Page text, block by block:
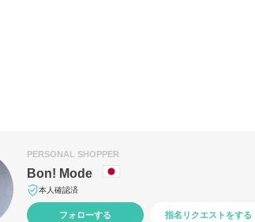
PERSONAL SHOPPER
Bon! Mode
本人確認済
フォローする 指名リクエストをする